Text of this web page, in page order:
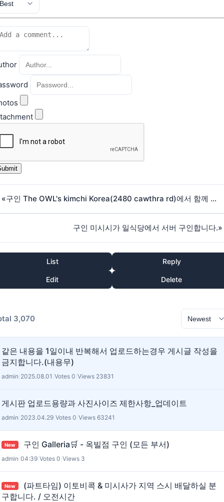
« 구인 The OWL's kimchi Korea(2480 cawthra rd)에서 함께 근무하실 풀타임 생산직원 구인합니다.
구인 미시시가 일식당에서 서버 구인합니다.»
List Reply
Edit Delete
3,070
같은 내용을 1일이내 반복해서 업로드하는경우 게시글 작성을
금지합니다.(내용무)
admin 2025.08.01 Votes 0 Views 23831
게시판 업로드용량과 사진사이즈 제한사항_업데이트
admin 2023.04.29| Votes 0 Views 63241
New 구인 Galleria🛒 - 옥빌점 구인 (모든 부서)
admin 04:39| Votes 0 Views 3
New
(파트타임) 이토비콕 & 미시사가 지역 스시 배달하실 분
구합니다. / 오전시간